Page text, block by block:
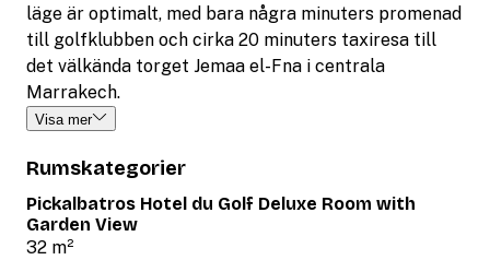
läge är optimalt, med bara några minuters promenad
till golfklubben och cirka 20 minuters taxiresa till
det välkända torget Jemaa el-Fna i centrala
Marrakech.
Visa mer
Rumskategorier
Pickalbatros Hotel du Golf Deluxe Room with
Garden View
32 m²